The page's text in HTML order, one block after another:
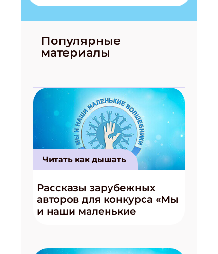
Популярные
материалы
Читать как дышать
Рассказы зарубежных
авторов для конкурса «Мы
и наши маленькие
волшебники!»
Подпишись на рассылку
Получи электронный "Классный журнал" в
подарок!
Укажите имя
Укажите Ваш Email